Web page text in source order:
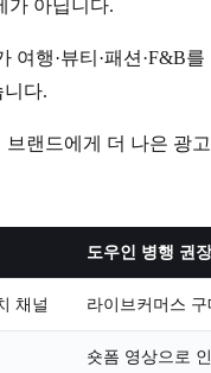
가 아닙니다.
행·뷰티·패션·F&B
다.
랜드에게 더 나은 광
도우인 병행 권
채널 라이브커머스
숏폼 영상으로